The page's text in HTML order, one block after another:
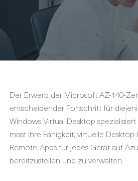
Der Erwerb der Microsoft AZ-140-
entscheidender Fortschritt für
Windows Virtual Desktop
misst Ihre Fähigkeit, virtuelle
Remote-Apps für jedes Gerät auf
bereitzustellen und zu verwalten.